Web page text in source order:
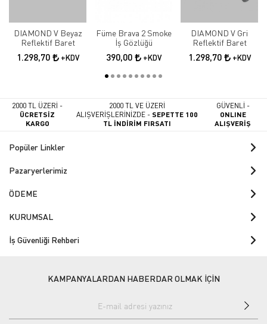
DIAMOND V Beyaz
Reflektif Baret
1.298,70 +KDV
Füme Brava 2 Smoke
İş Gözlüğü
390,00 +KDV
DIAMOND V Gri
Reflektif Baret
1.298,70 +KDV
2000 TL ÜZERİ -
ÜCRETSİZ
KARGO
2000 TL VE ÜZERİ
ALIŞVERİŞLERİNİZDE -SEPETTE 100
TL İNDİRİM FIRSATI
GÜVENLİ -
ONLINE
ALIŞVERİŞ
Popüler Linkler
Pazaryerlerimiz
ÖDEME
KURUMSAL
İş Güvenliği Rehberi
KAMPANYALARDAN HABERDAR OLMAK İÇİN